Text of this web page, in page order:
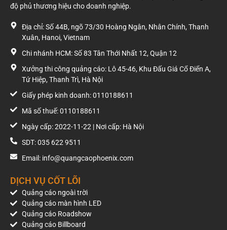
độ phủ thương hiệu cho doanh nghiệp.
Địa chỉ: Số 44B, ngõ 73/30 Hoàng Ngân, Nhân Chính, Thanh
Xuân, Hanoi, Vietnam
Chi nhánh HCM: Số 83 Tân Thới Nhất 12, Quận 12
Xưởng thi công quảng cáo: Lô 45-46, Khu Đấu Giá Cổ Điển A,
Tứ Hiệp, Thanh Trì, Hà Nội
Giấy phép kinh doanh: 0110188611
Mã số thuế: 0110188611
Ngày cấp: 2022-11-22 | Nơi cấp: Hà Nội
SDT: 035 622 9511
Email: info@quangcaophoenix.com
DỊCH VỤ CỐT LÕI
Quảng cáo ngoài trời
Quảng cáo màn hình LED
Quảng cáo Roadshow
Quảng cáo Billboard